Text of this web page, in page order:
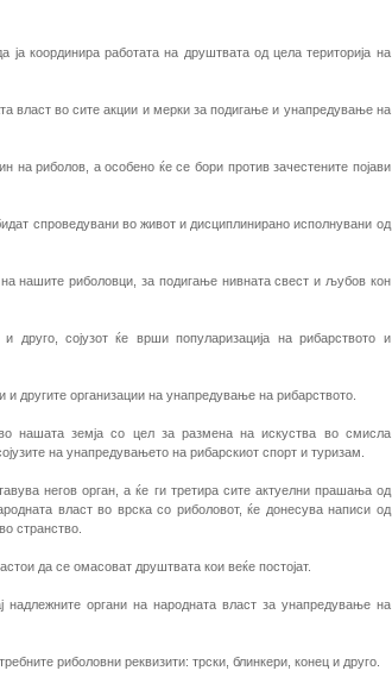
координира работата на друштвата од цела територија на
власт во сите акции и мерки за подигање и унапредување на
на риболов, а особено ќе се бори против зачестените појави
спроведувани во живот и дисциплинирано исполнувани од
нашите риболовци, за подигање нивната свест и љубов кон
сојузот ќе врши популаризација на рибарството и
и другите организации на унапредување на рибарството.
во нашата земја со цел за размена на искуства во смисла
на унапредувањето на рибарскиот спорт и туризам.
негов орган, а ќе ги третира сите актуелни прашања од
власт во врска со риболовот, ќе донесува написи од
странство.
да се омасоват друштвата кои веќе постојат.
органи на народната власт за унапредување на
риболовни реквизити: трски, блинкери, конец и друго.